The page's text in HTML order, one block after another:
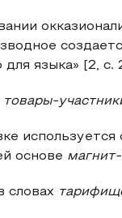
для языка» [2, с.
используется
основе магнит-
словах